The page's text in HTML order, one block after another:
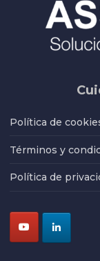
Política de
Términos y
Política de